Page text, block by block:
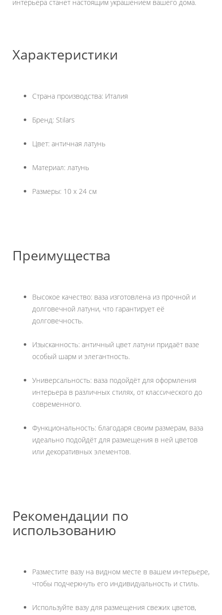
интерьера станет настоящим украшением вашего дома.
Характеристики
Страна производства: Италия
Бренд: Stilars
Цвет: античная латунь
Материал: латунь
Размеры: 10 х 24 см
Преимущества
Высокое качество: ваза изготовлена из прочной и
долговечной латуни, что гарантирует её
долговечность.
Изысканность: античный цвет латуни придаёт вазе
особый шарм и элегантность.
Универсальность: ваза подойдёт для оформления
интерьера в различных стилях, от классического до
современного.
Функциональность: благодаря своим размерам, ваза
идеально подойдёт для размещения в ней цветов
или декоративных элементов.
Рекомендации по
использованию
Разместите вазу на видном месте в вашем интерьере,
чтобы подчеркнуть его индивидуальность и стиль.
Используйте вазу для размещения свежих цветов,